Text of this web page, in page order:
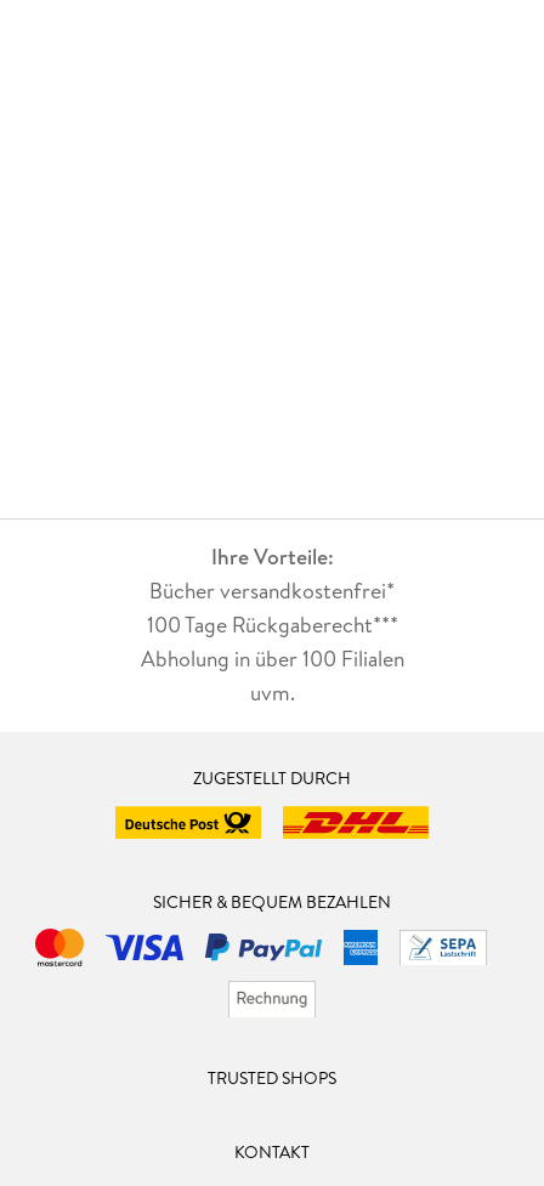
Ihre Vorteile:
Bücher versandkostenfrei*
100 Tage Rückgaberecht***
Abholung in über 100 Filialen
uvm.
ZUGESTELLT DURCH
SICHER & BEQUEM BEZAHLEN
TRUSTED SHOPS
KONTAKT